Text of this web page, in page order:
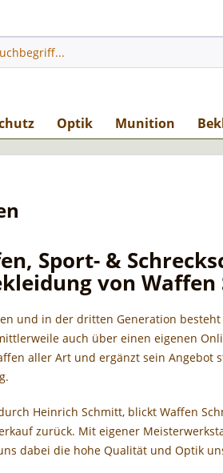
Optik Munition
Sport- &
von
und in der dritten Generation
auch über einen eigenen
aller Art und ergänzt sein
Heinrich Schmitt, blickt Waffen
zurück. Mit eigener
dabei die hohe Qualität und Optik